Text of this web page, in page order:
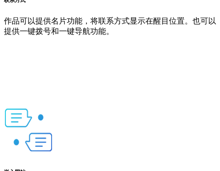
作品可以提供名片功能，将联系方式显示在醒目位置。也可以
提供一键拨号和一键导航功能。